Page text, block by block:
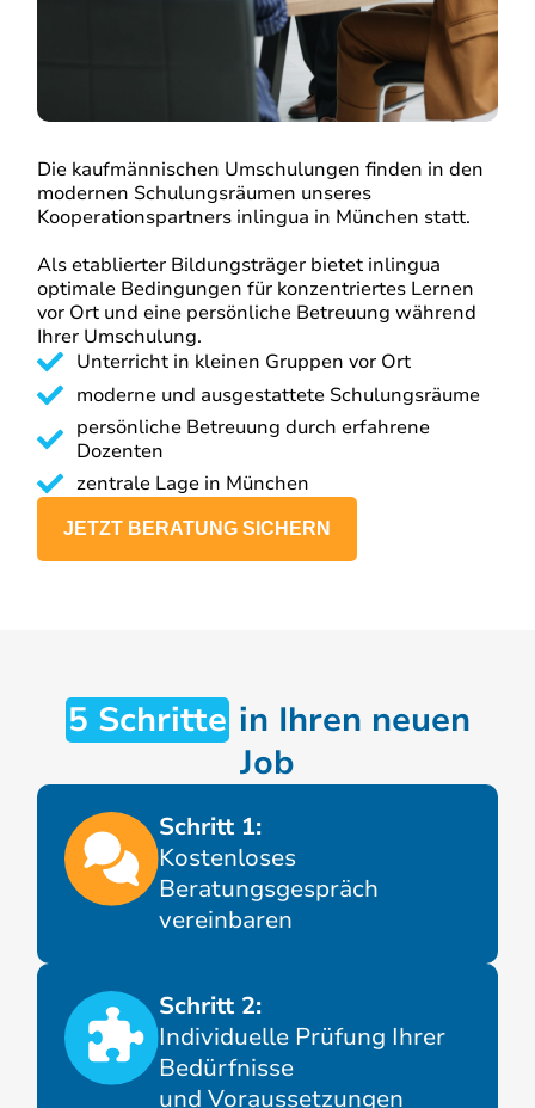
Die kaufmännischen Umschulungen finden in den
modernen Schulungsräumen unseres
Kooperationspartners inlingua in München statt.
Als etablierter Bildungsträger bietet inlingua
optimale Bedingungen für konzentriertes Lernen
vor Ort und eine persönliche Betreuung während
Ihrer Umschulung.
Unterricht in kleinen Gruppen vor Ort
moderne und ausgestattete Schulungsräume
persönliche Betreuung durch erfahrene
Dozenten
zentrale Lage in München
JETZT BERATUNG SICHERN
Schritt 1:
Kostenloses
Beratungsgespräch
vereinbaren
Schritt 2:
Individuelle Prüfung Ihrer
Bedürfnisse
und Voraussetzungen
5 Schritte in Ihren neuen
Job